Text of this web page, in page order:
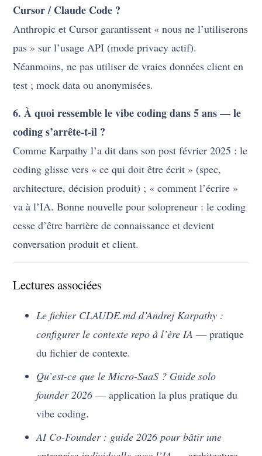
Cursor / Claude Code ?
Anthropic et Cursor garantissent « nous ne l’utiliserons
pas » sur l’usage API (mode privacy actif).
Néanmoins, ne pas utiliser de vraies données client en
test ; mock data ou anonymisées.
6. À quoi ressemble le vibe coding dans 5 ans — le
coding s’arrête-t-il ?
Comme Karpathy l’a dit dans son post février 2025 : le
coding glisse vers « ce qui doit être écrit » (spec,
architecture, décision produit) ; « comment l’écrire »
va à l’IA. Bonne nouvelle pour solopreneur : le coding
cesse d’être barrière de connaissance et devient
conversation produit et client.
Lectures associées
Le fichier CLAUDE.md d’Andrej Karpathy :
configurer le contexte repo à l’ère IA — pratique
du fichier de contexte.
Qu’est-ce que le Micro-SaaS ? Guide solo
founder 2026 — application la plus pratique du
vibe coding.
AI Co-Founder : guide 2026 pour bâtir une